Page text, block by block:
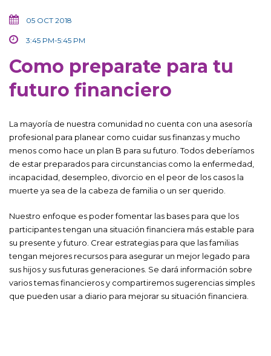
05 OCT 2018
3:45 PM-5:45 PM
Como preparate para tu
futuro financiero
La mayoría de nuestra comunidad no cuenta con una asesoría
profesional para planear como cuidar sus finanzas y mucho
menos como hace un plan B para su futuro. Todos deberíamos
de estar preparados para circunstancias como la enfermedad,
incapacidad, desempleo, divorcio en el peor de los casos la
muerte ya sea de la cabeza de familia o un ser querido.
Nuestro enfoque es poder fomentar las bases para que los
participantes tengan una situación financiera más estable para
su presente y futuro. Crear estrategias para que las familias
tengan mejores recursos para asegurar un mejor legado para
sus hijos y sus futuras generaciones. Se dará información sobre
varios temas financieros y compartiremos sugerencias simples
que pueden usar a diario para mejorar su situación financiera.